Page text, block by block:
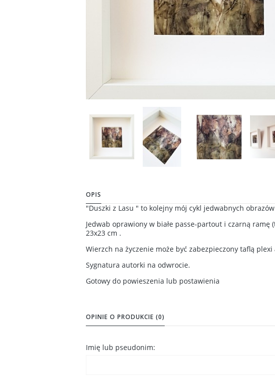
OPIS
"Duszki z Lasu " to kolejny mój cykl jedwabnych
Jedwab oprawiony w białe passe-partout i czarną
23x23 cm .
Wierzch na życzenie może być zabezpieczony taflą
Sygnatura autorki na odwrocie.
Gotowy do powieszenia lub postawienia
OPINIE O PRODUKCIE (0)
Imię lub pseudonim: